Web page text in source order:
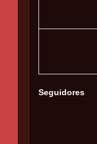
Seguidores